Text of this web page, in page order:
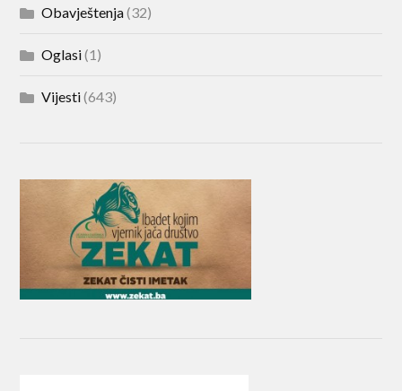
Obavještenja(32)
Oglasi(1)
Vijesti(643)